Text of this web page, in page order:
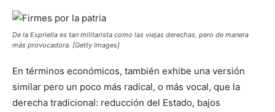
De la Espriella es tan militarista como las viejas derechas, pero de manera
más provocadora. [Getty Images]
En términos económicos, también exhibe una versión
similar pero un poco más radical, o más vocal, que la
derecha tradicional: reducción del Estado, bajos